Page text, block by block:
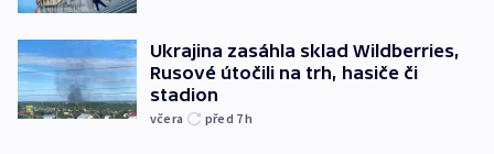
Ukrajina zasáhla sklad Wildberries,
Rusové útočili na trh, hasiče či
stadion
včera před 7h